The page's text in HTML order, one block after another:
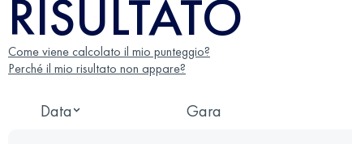
RISULTATO
Come viene calcolato il mio punteggio?
Perché il mio risultato non appare?
Data Gara